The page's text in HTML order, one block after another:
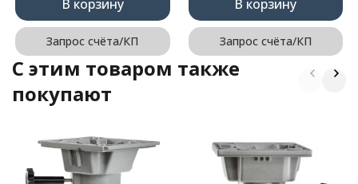
В корзину
Запрос счёта/КП
В корзину
Запрос счёта/КП
C этим товаром также
покупают